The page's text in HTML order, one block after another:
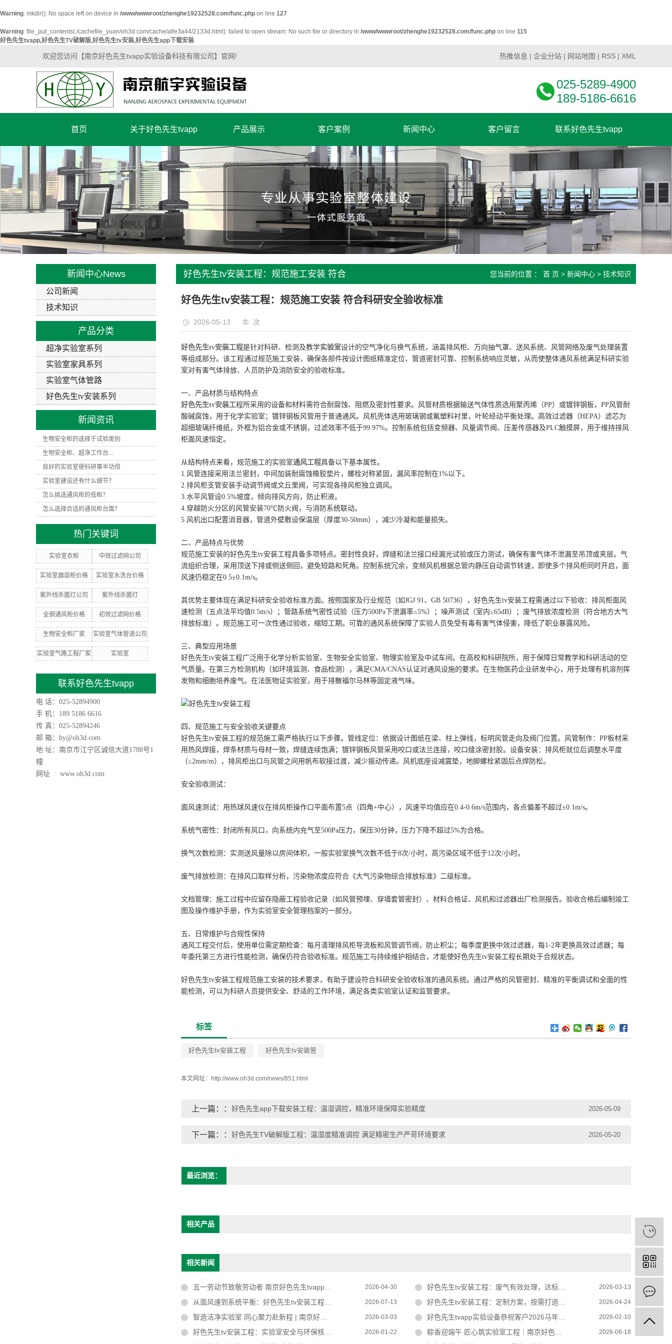
Warning: mkdir(): No space left on device in /www/wwwroot/zhenghe19232528.com/func.php on line 127
Warning: file_put_contents(./cachefile_yuan/oh3d.com/cache/af/e3a44/2133d.html): failed to open stream: No such file or directory in /www/wwwroot/zhenghe19232528.com/func.php on line 115
好色先生tvapp,好色先生TV破解版,好色先生tv安装,好色先生app下载安装
欢迎您访问【南京好色先生tvapp实验设备科技有限公司】官网! 热推信息 | 企业分站| 网站地图 | RSS| XML
025-5289-4900
189-5186-6616
首页 关于好色先生tvapp
公司简介
企业文化
营业执照
产品展示
超净实验室系列
实验室气体管路
好色先生tv安装系列
客户案例
客户案例
新闻中心
技术知识
客户留言 联系好色先生tvapp
新闻中心News
公司新闻
技术知识
产品分类
超净实验室系列
实验室家具系列
实验室气体管路
好色先生tv安装系列
新闻资讯
生物安全柜的选择于试验类别
生物安全柜、超净工作台...
良好的实验室使科研事半功倍
实验室建设还有什么细节？
怎么挑选通风柜的低柜？
怎么选择合适的通风柜台面？
热门关键词
实验室衣柜 中效过滤网公司
实验室器皿柜价格 实验室水洗台价格
紫外线杀菌灯公司 紫外线杀菌灯
全钢通风柜价格 初效过滤网价格
生物安全柜厂家 实验室气体管道公司
实验室气路工程厂家 实验室
联系好色先生tvapp
电 话：025-52894900
手 机：189 5186 6616
传 真：025-52894246
邮 箱：hy@oh3d.com
地 址：南京市江宁区诚信大道1788号1
幢
网址 : www.oh3d.com
好色先生tv安装工程：规范施工安装 符合
科研安全验收标准
您当前的位置 ： 首 页 > 新闻中心 > 技术知识
好色先生tv安装工程：规范施工安装 符合科研安全验收标准
2026-05-13 次
好色先生tv安装工程是针对科研、检测及教学实验室设计的空气净化与换气系统，涵盖排风柜、万向抽气罩、送风系统、风管网络及废气处理装置
等组成部分。该工程通过规范施工安装，确保各部件按设计图纸精准定位、管道密封可靠、控制系统响应灵敏，从而使整体通风系统满足科研实验
室对有害气体排放、人员防护及消防安全的验收标准。
一、产品材质与结构特点
好色先生tv安装工程所采用的设备和材料需符合耐腐蚀、阻燃及密封性要求。风管材质根据输送气体性质选用聚丙烯（PP）或镀锌钢板，PP风管耐
酸碱腐蚀，用于化学实验室；镀锌钢板风管用于普通通风。风机壳体选用玻璃钢或氟塑料衬里，叶轮经动平衡处理。高效过滤器（HEPA）滤芯为
超细玻璃纤维纸，外框为铝合金或不锈钢，过滤效率不低于99.97%。控制系统包括变频器、风量调节阀、压差传感器及PLC触摸屏，用于维持排风
柜面风速恒定。
从结构特点来看，规范施工的实验室通风工程具备以下基本属性。
1.风管连接采用法兰密封，中间加装耐腐蚀橡胶垫片，螺栓对称紧固，漏风率控制在1%以下。
2.排风柜支管安装手动调节阀或文丘里阀，可实现各排风柜独立调风。
3.水平风管设0.5%坡度，倾向排风方向，防止积液。
4.穿越防火分区的风管安装70℃防火阀，与消防系统联动。
5.风机出口配置消音器，管道外壁敷设保温层（厚度30-50mm），减少冷凝和能量损失。
二、产品特点与优势
规范施工安装的好色先生tv安装工程具备多项特点。密封性良好，焊缝和法兰接口经漏光试验或压力测试，确保有害气体不泄漏至吊顶或夹层。气
流组织合理，采用顶送下排或侧送侧回，避免短路和死角。控制系统冗余，变频风机根据总管内静压自动调节转速，即使多个排风柜同时开启，面
风速仍稳定在0.5±0.1m/s。
其优势主要体现在满足科研安全验收标准方面。按照国家及行业规范（如JGJ 91、GB 50736），好色先生tv安装工程需通过以下验收：排风柜面风
速检测（五点法平均值0.5m/s）；管路系统气密性试验（压力500Pa下泄漏率≤5%）；噪声测试（室内≤65dB）；废气排放浓度检测（符合地方大气
排放标准）。规范施工可一次性通过验收，缩短工期。可靠的通风系统保障了实验人员免受有毒有害气体侵害，降低了职业暴露风险。
三、典型应用场景
好色先生tv安装工程广泛用于化学分析实验室、生物安全实验室、物理实验室及中试车间。在高校和科研院所，用于保障日常教学和科研活动的空
气质量。在第三方检测机构（如环境监测、食品检测），满足CMA/CNAS认证对通风设施的要求。在生物医药企业研发中心，用于处理有机溶剂挥
发物和细胞培养废气。在法医物证实验室，用于排散福尔马林等固定液气味。
四、规范施工与安全验收关键要点
好色先生tv安装工程的规范施工需严格执行以下步骤。管线定位：依据设计图纸在梁、柱上弹线，标明风管走向及阀门位置。风管制作：PP板材采
用热风焊接，焊条材质与母材一致，焊缝连续饱满；镀锌钢板风管采用咬口或法兰连接，咬口缝涂密封胶。设备安装：排风柜就位后调整水平度
（≤2mm/m），排风柜出口与风管之间用帆布软接过渡，减少振动传递。风机底座设减震垫，地脚螺栓紧固后点焊防松。
安全验收测试：
面风速测试：用热球风速仪在排风柜操作口平面布置5点（四角+中心），风速平均值应在0.4-0.6m/s范围内，各点偏差不超过±0.1m/s。
系统气密性：封闭所有风口，向系统内充气至500Pa压力，保压30分钟，压力下降不超过5%为合格。
换气次数检测：实测送风量除以房间体积，一般实验室换气次数不低于8次/小时，高污染区域不低于12次/小时。
废气排放检测：在排风口取样分析，污染物浓度应符合《大气污染物综合排放标准》二级标准。
文档管理：施工过程中应留存隐蔽工程验收记录（如风管预埋、穿墙套管密封）、材料合格证、风机和过滤器出厂检测报告。验收合格后编制竣工
图及操作维护手册，作为实验室安全管理档案的一部分。
五、日常维护与合规性保持
通风工程交付后，使用单位需定期检查：每月清理排风柜导流板和风管调节阀，防止积尘；每季度更换中效过滤器，每1-2年更换高效过滤器；每
年委托第三方进行性能检测，确保仍符合验收标准。规范施工与持续维护相结合，才能使好色先生tv安装工程长期处于合规状态。
好色先生tv安装工程规范施工安装的技术要求，有助于建设符合科研安全验收标准的通风系统。通过严格的风管密封、精准的平衡调试和全面的性
能检测，可以为科研人员提供安全、舒适的工作环境，满足各类实验室认证和监管要求。
标签
好色先生tv安装工程 好色先生tv安装管
本文网址： http://www.oh3d.com/news/851.html
上一篇： 好色先生app下载安装工程：温湿调控，精准环境保障实验精度 2026-05-09
下一篇： 好色先生TV破解版工程：温湿度精准调控 满足精密生产严苛环境要求 2026-05-20
最近浏览：
相关产品
相关新闻
五一劳动节致敬劳动者 南京好色先生tvapp实验设备守护科研初心 2026-04-30 好色先生tv安装工程：废气有效处理，达标排放更环保 2026-03-13
从面风速到系统平衡：好色先生tv安装工程的设计准则与运行要点 2026-07-13 好色先生tv安装工程：定制方案，按需打造专业排风换气系统 2026-04-24
智造洁净实验室 同心聚力赴新程 | 南京好色先生tvapp实验设备有限公司恭祝元宵安康 2026-03-03 好色先生tvapp实验设备恭祝客户2026马年新春顺遂 2026-02-10
好色先生tv安装工程：实验室安全与环保核心配套工程 2026-01-22 粽香迎端午 匠心筑实验室工程｜南京好色先生tvapp实验设备暖心过节 2026-06-18